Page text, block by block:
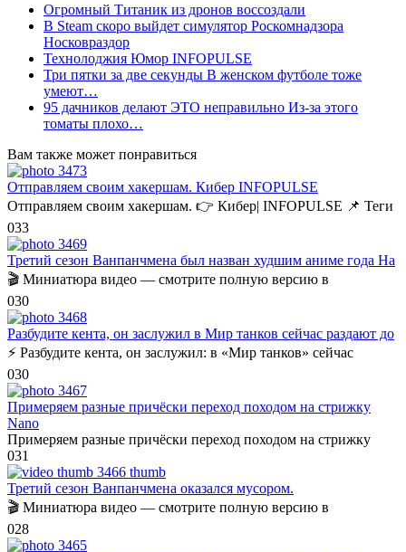
Огромный Титаник из дронов воссоздали
В Steam скоро выйдет симулятор Роскомнадзора
Носковраздор
Технолоджия Юмор INFOPULSE
Три пятки за две секунды В женском футболе тоже
умеют…
95 дачников делают ЭТО неправильно Из-за этого
томаты плохо…
Вам также может понравиться
Отправляем своим хакершам. Кибер INFOPULSE
Отправляем своим хакершам. 👉 Кибер| INFOPULSE⁩ 📌 Теги
033
Третий сезон Ванпанчмена был назван худшим аниме года На
🎬 Миниатюра видео — смотрите полную версию в
030
Разбудите кента, он заслужил в Мир танков сейчас раздают до
⚡️ Разбудите кента, он заслужил: в «Мир танков» сейчас
030
Примеряем разные причёски переход походом на стрижку
Nano
Примеряем разные причёски переход походом на стрижку
031
Третий сезон Ванпанчмена оказался мусором.
🎬 Миниатюра видео — смотрите полную версию в
028